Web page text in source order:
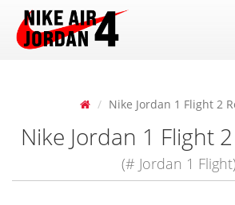
Nike Jordan 1 Flight 2
Nike Jordan 1 Flight
(# Jordan 1 Flight)